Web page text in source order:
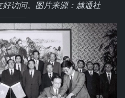
访问。图片来源：越通社